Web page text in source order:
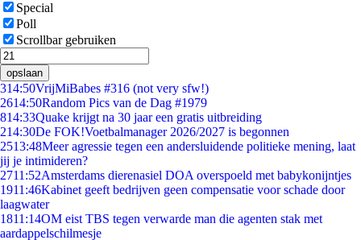
Special
Poll
Scrollbar gebruiken
opslaan
314:50VrijMiBabes #316 (not very sfw!)
2614:50Random Pics van de Dag #1979
814:33Quake krijgt na 30 jaar een gratis uitbreiding
214:30De FOK!Voetbalmanager 2026/2027 is begonnen
2513:48Meer agressie tegen een andersluidende politieke mening, laat
jij je intimideren?
2711:52Amsterdams dierenasiel DOA overspoeld met babykonijntjes
1911:46Kabinet geeft bedrijven geen compensatie voor schade door
laagwater
1811:14OM eist TBS tegen verwarde man die agenten stak met
aardappelschilmesje